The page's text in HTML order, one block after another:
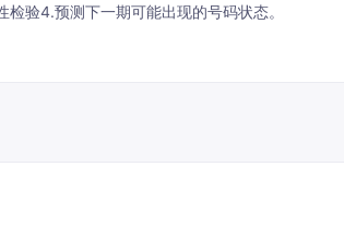
验4.预测下一期可能出现的号码状态。